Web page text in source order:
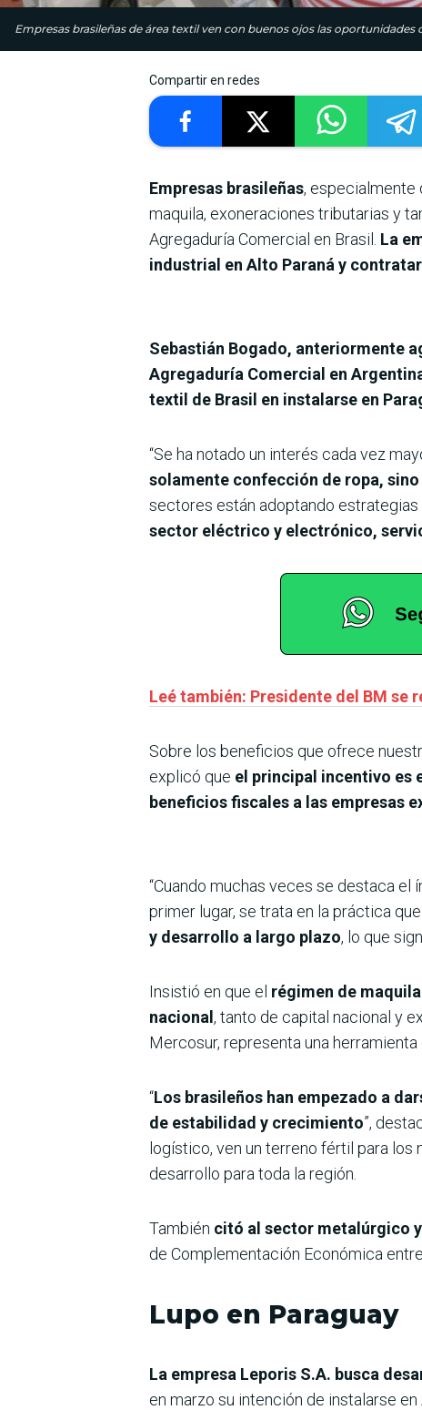
Empresas brasileñas de área textil ven con buenos ojos las
Compartir en redes
Empresas brasileñas, especialmente
maquila, exoneraciones tributarias y
Agregaduría Comercial en Brasil. La
industrial en Alto Paraná y
Sebastián Bogado, anteriormente
Agregaduría Comercial en
textil de Brasil en instalarse en
“Se ha notado un interés cada vez
solamente confección de ropa,
sectores están adoptando
sector eléctrico y electrónico,
Leé también: Presidente del BM se
Sobre los beneficios que ofrece
explicó que el principal incentivo es
beneficios fiscales a las empresas
“Cuando muchas veces se destaca el
primer lugar, se trata en la práctica que
y desarrollo a largo plazo, lo que
Insistió en que el régimen de
nacional , tanto de capital nacional y
Mercosur, representa una
“Los brasileños han empezado a
de estabilidad y crecimiento”,
logístico, ven un terreno fértil para
desarrollo para toda la región.
También citó al sector metalúrgico
de Complementación Económica
Lupo en Paraguay
La empresa Leporis S.A. busca
en marzo su intención de instalarse en